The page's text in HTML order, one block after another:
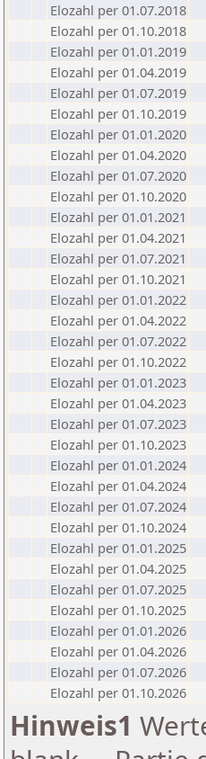
Elozahl per 01.07.2018
Elozahl per 01.10.2018
Elozahl per 01.01.2019
Elozahl per 01.04.2019
Elozahl per 01.07.2019
Elozahl per 01.10.2019
Elozahl per 01.01.2020
Elozahl per 01.04.2020
Elozahl per 01.07.2020
Elozahl per 01.10.2020
Elozahl per 01.01.2021
Elozahl per 01.04.2021
Elozahl per 01.07.2021
Elozahl per 01.10.2021
Elozahl per 01.01.2022
Elozahl per 01.04.2022
Elozahl per 01.07.2022
Elozahl per 01.10.2022
Elozahl per 01.01.2023
Elozahl per 01.04.2023
Elozahl per 01.07.2023
Elozahl per 01.10.2023
Elozahl per 01.01.2024
Elozahl per 01.04.2024
Elozahl per 01.07.2024
Elozahl per 01.10.2024
Elozahl per 01.01.2025
Elozahl per 01.04.2025
Elozahl per 01.07.2025
Elozahl per 01.10.2025
Elozahl per 01.01.2026
Elozahl per 01.04.2026
Elozahl per 01.07.2026
Elozahl per 01.10.2026
Hinweis1